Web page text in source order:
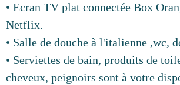
• Ecran TV plat connectée Box
Netflix.
• Salle de douche à l'italienne ,wc,
• Serviettes de bain, produits de
cheveux, peignoirs sont à votre